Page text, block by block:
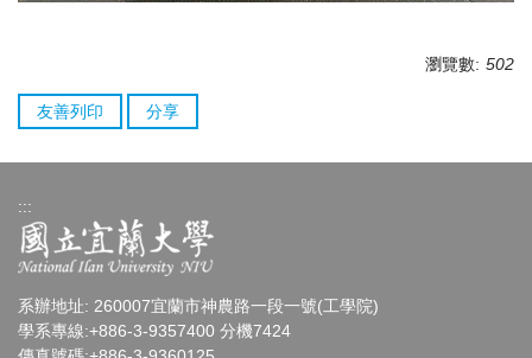
瀏覽數: 502
友善列印 分享
:::
系辦地址: 260007宜蘭市神農路一段一號(工學院)
學系專線:+886-3-9357400 分機7424